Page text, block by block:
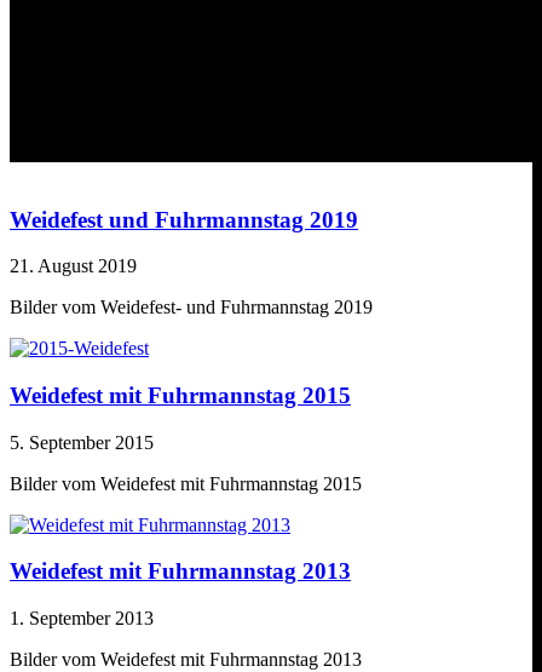
Weidefest und Fuhrmannstag 2019
21. August 2019
Bilder vom Weidefest- und Fuhrmannstag 2019
Weidefest mit Fuhrmannstag 2015
5. September 2015
Bilder vom Weidefest mit Fuhrmannstag 2015
Weidefest mit Fuhrmannstag 2013
1. September 2013
Bilder vom Weidefest mit Fuhrmannstag 2013